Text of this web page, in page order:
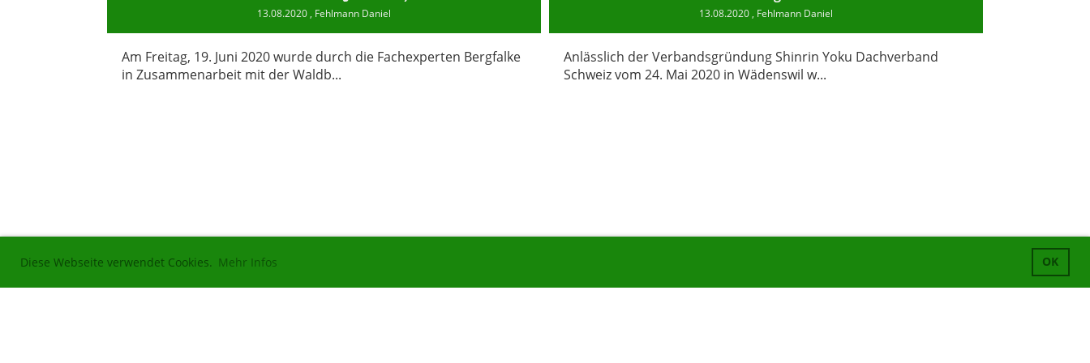
Diese Webseite verwendet Cookies. Mehr Infos OK
13.08.2020, Fehlmann Daniel
Am Freitag, 19. Juni 2020 wurde durch die Fachexperten Bergfalke
in Zusammenarbeit mit der Waldb...
13.08.2020, Fehlmann Daniel
Anlässlich der Verbandsgründung Shinrin Yoku Dachverband
Schweiz vom 24. Mai 2020 in Wädenswil w...